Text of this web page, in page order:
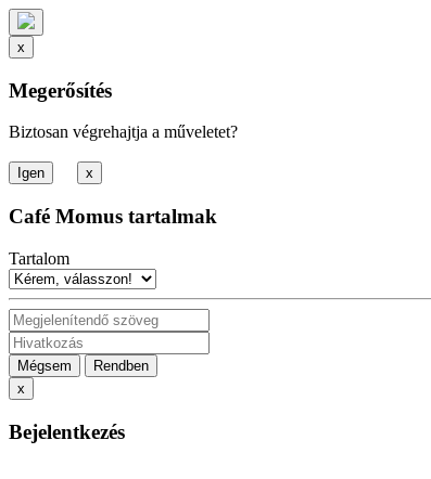
x
Megerősítés
Biztosan végrehajtja a műveletet?
x
Café Momus tartalmak
Tartalom
Mégsem
Rendben
x
Bejelentkezés